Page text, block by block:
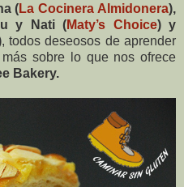
(La Cocinera Almidonera),
y Nati (Maty’s Choice) y
, todos deseosos de aprender
sobre lo que nos ofrece
Bakery.